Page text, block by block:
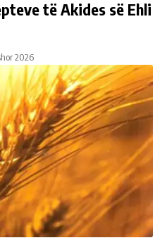
të Akides së Ehli
2026